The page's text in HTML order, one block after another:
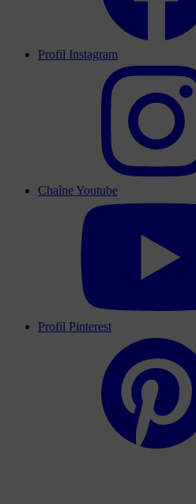
Profil Instagram
Chaîne Youtube
Profil Pinterest